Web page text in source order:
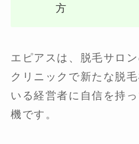
方
エピアスは、脱毛サロ
クリニックで新たな脱
いる経営者に自信を持
機です。